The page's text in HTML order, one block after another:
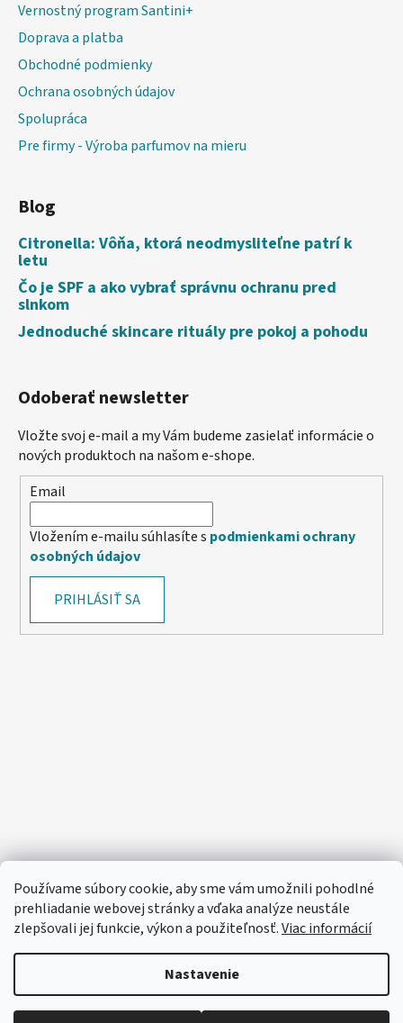
Používame súbory cookie, aby sme vám umožnili pohodlné
prehliadanie webovej stránky a vďaka analýze neustále
zlepšovali jej funkcie, výkon a použiteľnosť.Viac informácií
Nastavenie
Vernostný program Santini+
Doprava a platba
Obchodné podmienky
Ochrana osobných údajov
Spolupráca
Pre firmy - Výroba parfumov na mieru
Blog
Citronella: Vôňa, ktorá neodmysliteľne patrí k
letu
Čo je SPF a ako vybrať správnu ochranu pred
slnkom
Jednoduché skincare rituály pre pokoj a pohodu
Odoberať newsletter
Vložte svoj e-mail a my Vám budeme zasielať informácie o
nových produktoch na našom e-shope.
Email
Vložením e-mailu súhlasíte s podmienkami ochrany
osobných údajov
PRIHLÁSIŤ SA